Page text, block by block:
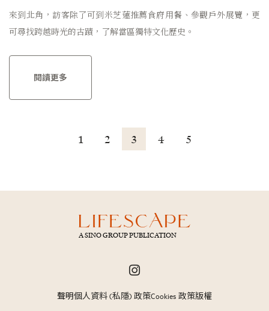
來到北角，訪客除了可到米芝蓮推薦食府用餐、參觀戶外展覽，更
可尋找跨越時光的古蹟，了解當區獨特文化歷史。
閱讀更多
1 2 3 4 5
A SINO GROUP PUBLICATION
聲明個人資料 (私隱) 政策Cookies 政策版權